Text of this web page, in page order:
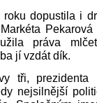
dopustila i
Pekarová
práva
jí vzdát dík.
tři, prezidenta
nejsilnější